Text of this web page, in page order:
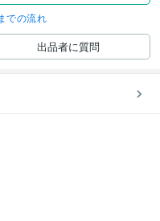
での流れ
出品者に質問